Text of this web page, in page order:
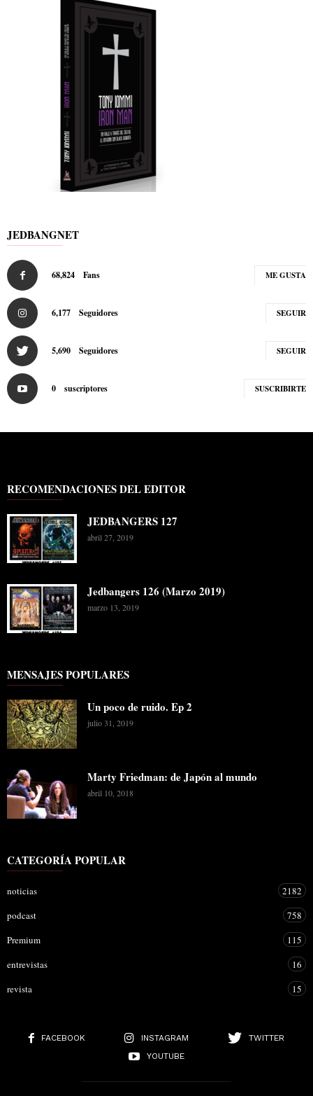
JEDBANGNET
68,824 Fans ME GUSTA
6,177 Seguidores SEGUIR
5,690 Seguidores SEGUIR
0 suscriptores SUSCRIBIRTE
RECOMENDACIONES DEL EDITOR
JEDBANGERS 127
abril 27, 2019
Jedbangers 126 (Marzo 2019)
marzo 13, 2019
MENSAJES POPULARES
Un poco de ruido. Ep 2
julio 31, 2019
Marty Friedman: de Japón al mundo
abril 10, 2018
CATEGORÍA POPULAR
noticias
2182
podcast
758
Premium
115
entrevistas
16
revista
15
FACEBOOK INSTAGRAM
TWITTER
YOUTUBE